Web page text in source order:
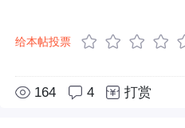
给本帖投票
164 4 打赏